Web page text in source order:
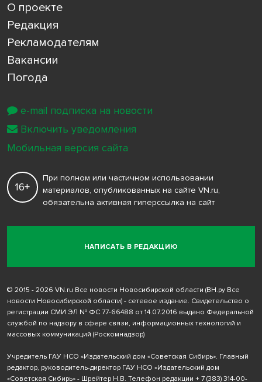
О проекте
Редакция
Рекламодателям
Вакансии
Погода
НАПИСАТЬ В РЕДАКЦИЮ
16+
При полном или частичном использовании
материалов, опубликованных на сайте VN.ru,
обязательна активная гиперссылка на сайт
© 2015 - 2026 VN.ru Все новости Новосибирской области (ВН.ру Все
новости Новосибирской области) - сетевое издание. Свидетельство о
регистрации СМИ ЭЛ № ФС 77-66488 от 14.07.2016 выдано Федеральной
службой по надзору в сфере связи, информационных технологий и
массовых коммуникаций (Роскомнадзор)
Учредитель ГАУ НСО «Издательский дом «Советская Сибирь». Главный
редактор, руководитель-директор ГАУ НСО «Издательский дом
«Советская Сибирь» - Шрейтер Н.В. Телефон редакции + 7 (383) 314-00-
e-mail подписка на новости
Включить уведомления
Мобильная версия сайта